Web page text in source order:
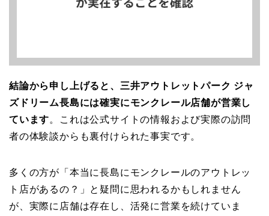
結論から申し上げると、三井アウトレットパーク ジャ
ズドリーム長島には確実にモンクレール店舗が営業し
ています。これは公式サイトの情報および実際の訪問
者の体験談からも裏付けられた事実です。
多くの方が「本当に長島にモンクレールのアウトレッ
ト店があるの？」と疑問に思われるかもしれません
が、実際に店舗は存在し、活発に営業を続けていま